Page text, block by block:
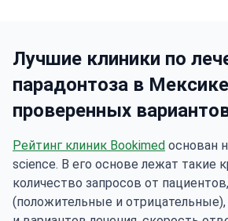
Лучшие клиники по
парадонтоза в
проверенных
Рейтинг клиник Bookimed основан
science. В его основе лежат такие
количество запросов от
(положительные и отрицательные),